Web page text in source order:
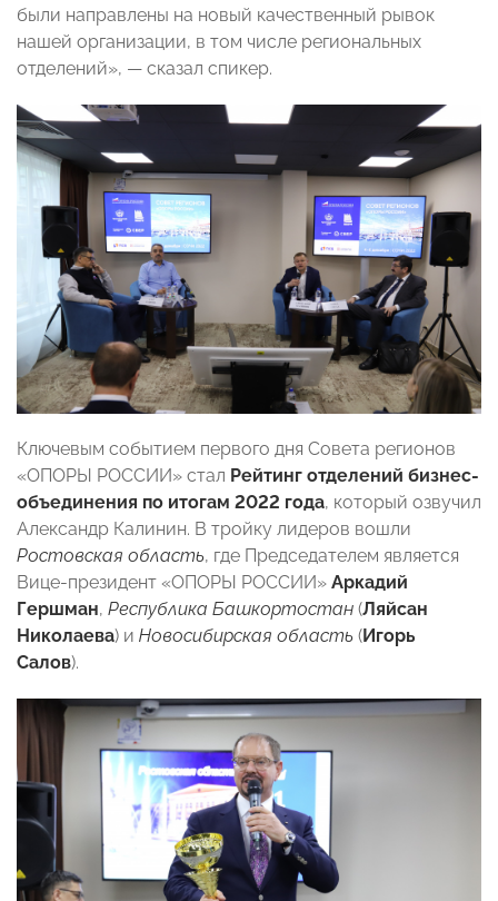
были направлены на новый качественный рывок
нашей организации, в том числе региональных
отделений», — сказал спикер.
Ключевым событием первого дня Совета регионов
«ОПОРЫ РОССИИ» стал Рейтинг отделений бизнес-
объединения по итогам 2022 года, который озвучил
Александр Калинин. В тройку лидеров вошли
Ростовская область, где Председателем является
Вице-президент «ОПОРЫ РОССИИ» Аркадий
Гершман, Республика Башкортостан (Ляйсан
Николаева) и Новосибирская область (Игорь
Салов).